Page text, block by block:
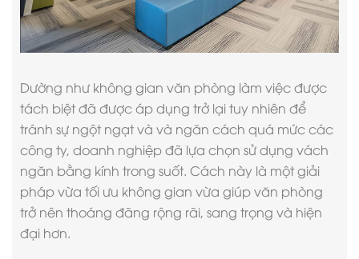
Dường như không gian văn phòng làm việc được
tách biệt đã được áp dụng trở lại tuy nhiên để
tránh sự ngột ngạt và và ngăn cách quá mức các
công ty, doanh nghiệp đã lựa chọn sử dụng vách
ngăn bằng kính trong suốt. Cách này là một giải
pháp vừa tối ưu không gian vừa giúp văn phòng
trở nên thoáng đãng rộng rãi, sang trọng và hiện
đại hơn.